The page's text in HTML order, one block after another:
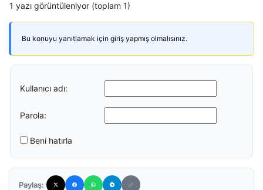
1 yazı görüntüleniyor (toplam 1)
Bu konuyu yanıtlamak için giriş yapmış olmalısınız.
Kullanıcı adı:
Parola:
Beni hatırla
Paylaş: